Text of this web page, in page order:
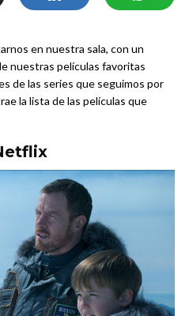
en nuestra sala, con un
nuestras películas favoritas
de las series que seguimos por
la lista de las películas que